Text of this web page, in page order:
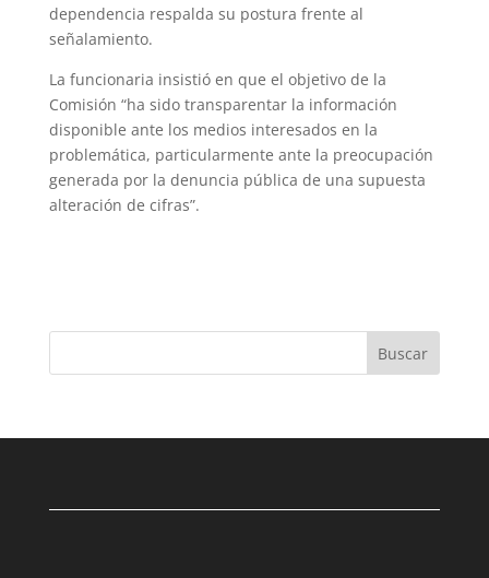
dependencia respalda su postura frente al
señalamiento.
La funcionaria insistió en que el objetivo de la
Comisión “ha sido transparentar la información
disponible ante los medios interesados en la
problemática, particularmente ante la preocupación
generada por la denuncia pública de una supuesta
alteración de cifras”.
Buscar